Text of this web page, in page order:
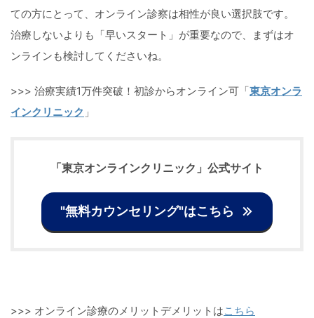
ての方にとって、オンライン診察は相性が良い選択肢です。
治療しないよりも「早いスタート」が重要なので、まずはオ
ンラインも検討してくださいね。
>>> 治療実績1万件突破！初診からオンライン可「東京オンラ
インクリニック 」
「東京オンラインクリニック 」公式サイト
"無料カウンセリング"はこちら
>>> オンライン診療のメリットデメリットはこちら